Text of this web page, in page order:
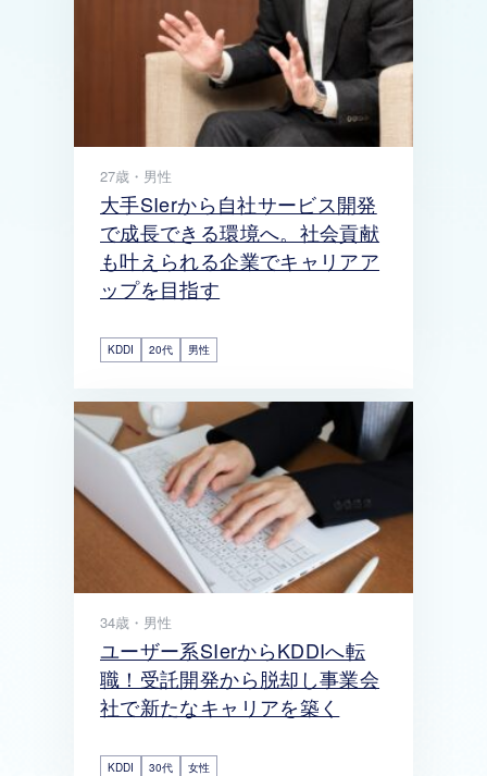
27歳・男性
大手SIerから自社サービス開発
で成長できる環境へ。社会貢献
も叶えられる企業でキャリアア
ップを目指す
KDDI 20代 男性
34歳・男性
ユーザー系SIerからKDDIへ転
職！受託開発から脱却し事業会
社で新たなキャリアを築く
KDDI 30代 女性